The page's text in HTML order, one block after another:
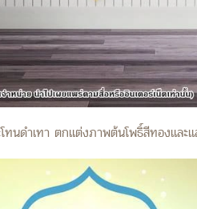
ทนดำเทา ตกแต่งภาพต้นโพธิ์สีทองและ